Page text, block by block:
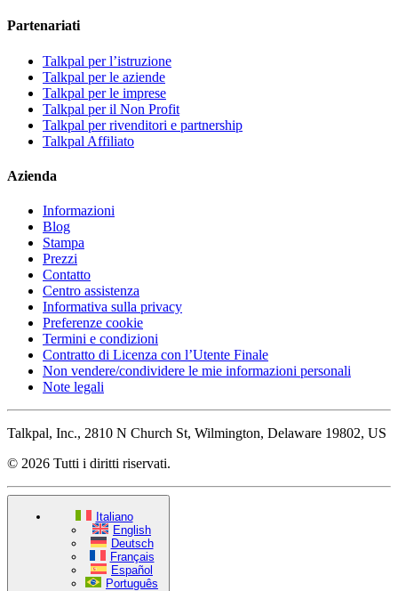
Partenariati
Talkpal per l’istruzione
Talkpal per le aziende
Talkpal per le imprese
Talkpal per il Non Profit
Talkpal per rivenditori e partnership
Talkpal Affiliato
Azienda
Informazioni
Blog
Stampa
Prezzi
Contatto
Centro assistenza
Informativa sulla privacy
Preferenze cookie
Termini e condizioni
Contratto di Licenza con l’Utente Finale
Non vendere/condividere le mie informazioni personali
Note legali
Talkpal, Inc., 2810 N Church St, Wilmington, Delaware 19802, US
© 2026 Tutti i diritti riservati.
Italiano
English
Deutsch
Français
Español
Português